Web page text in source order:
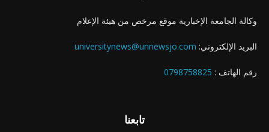
وكالة الجامعة الإخبارية موقع مرخص من هيئة الإعلام
البريد الإلكتروني: universitynews@unnewsjo.com
رقم الهاتف : 0798758825
تابعنا